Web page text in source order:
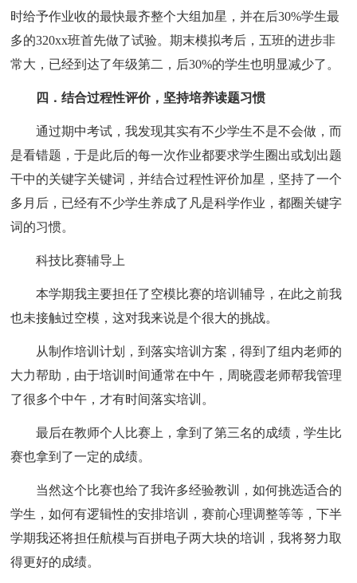
时给予作业收的最快最齐整个大组加星，并在后30%学生最
多的320xx班首先做了试验。期末模拟考后，五班的进步非
常大，已经到达了年级第二，后30%的学生也明显减少了。
四．结合过程性评价，坚持培养读题习惯
通过期中考试，我发现其实有不少学生不是不会做，而
是看错题，于是此后的每一次作业都要求学生圈出或划出题
干中的关键字关键词，并结合过程性评价加星，坚持了一个
多月后，已经有不少学生养成了凡是科学作业，都圈关键字
词的习惯。
科技比赛辅导上
本学期我主要担任了空模比赛的培训辅导，在此之前我
也未接触过空模，这对我来说是个很大的挑战。
从制作培训计划，到落实培训方案，得到了组内老师的
大力帮助，由于培训时间通常在中午，周晓霞老师帮我管理
了很多个中午，才有时间落实培训。
最后在教师个人比赛上，拿到了第三名的成绩，学生比
赛也拿到了一定的成绩。
当然这个比赛也给了我许多经验教训，如何挑选适合的
学生，如何有逻辑性的安排培训，赛前心理调整等等，下半
学期我还将担任航模与百拼电子两大块的培训，我将努力取
得更好的成绩。